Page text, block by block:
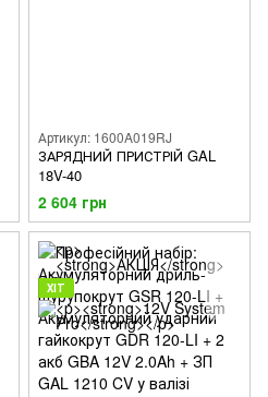
Артикул: 1600A019RJ
ЗАРЯДНИЙ ПРИСТРІЙ GAL
18V-40
2 604 грн
ХІТ